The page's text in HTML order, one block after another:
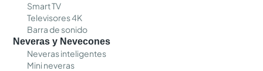
Smart TV
Televisores 4K
Barra de sonido
Neveras y Nevecones
Neveras inteligentes
Mini neveras